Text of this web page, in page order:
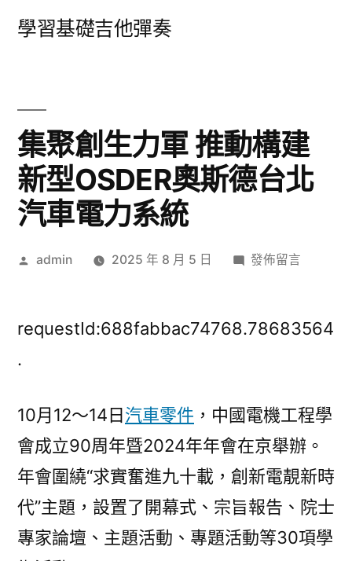
學習基礎吉他彈奏
集聚創生力軍 推動構建
新型OSDER奧斯德台北
汽車電力系統
作
admin 2025 年 8 月 5 日
在
創
推
動
構
建
新
OSDER
發佈留言
requestId:688fabbac74768.78683564
.
10月12～14日汽車零件 ，中國電機工程學
會成立90周年暨2024年年會在京舉辦。
年會圍繞“求實奮進九十載，創新電靚新時
代”主題，設置了開幕式、宗旨報告、院士
專家論壇、主題活動、專題活動等30項學